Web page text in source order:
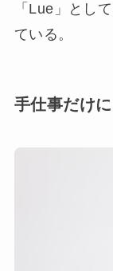
「Lue」とし
ている。
手仕事だけ